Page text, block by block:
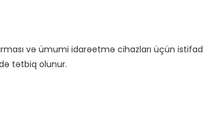
və ümumi idarəetmə cihazları üçün